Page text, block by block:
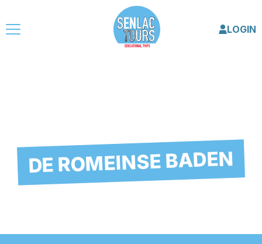
LOGIN
DE ROMEINSE BADEN